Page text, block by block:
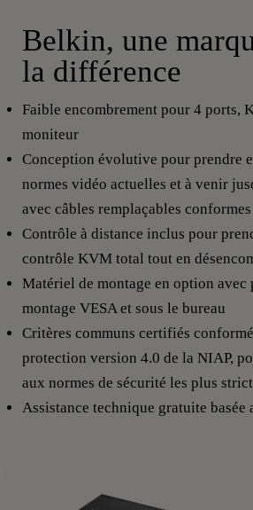
Belkin, une
la différence
Faible encombrement pour 4 ports,
moniteur
Conception évolutive pour prendre
normes vidéo actuelles et à venir
avec câbles remplaçables
Contrôle à distance inclus pour
contrôle KVM total tout en
Matériel de montage en option avec
montage VESA et sous le bureau
Critères communs certifiés
protection version 4.0 de la NIAP,
aux normes de sécurité les plus
Assistance technique gratuite basée